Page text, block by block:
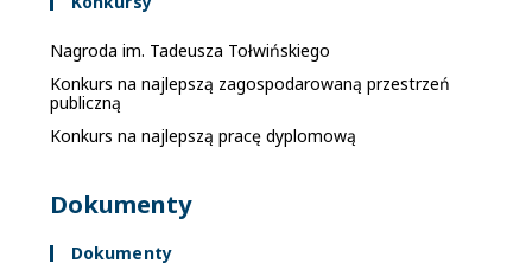
Nagroda im. Tadeusza Tołwińskiego
Konkurs na najlepszą zagospodarowaną przestrzeń
publiczną
Konkurs na najlepszą pracę dyplomową
Dokumenty
Dokumenty